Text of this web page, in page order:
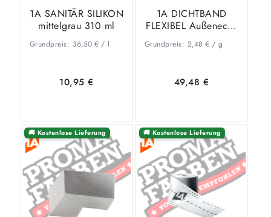
1A SANITÄR SILIKON
mittelgrau 310 ml
Grundpreis: 36,50 €/ l
10,95€
1A DICHTBAND
FLEXIBEL Außenecke
25 Stück
Grundpreis: 2,48 €/g
49,48 €
🚚 Kostenlose Lieferung 🚚 Kostenlose Lieferung